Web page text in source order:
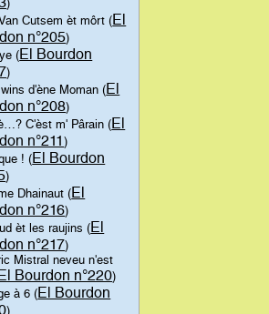
)
Cutsem èt môrt (El
n°205)
(El Bourdon
)
d'ène Moman (El
n°208)
C'èst m' Pârain (El
n°211)
! (El Bourdon
)
Dhainaut (El
n°216)
èt les raujins (El
n°217)
Mistral neveu n'est
Bourdon n°220)
à 6 (El Bourdon
)